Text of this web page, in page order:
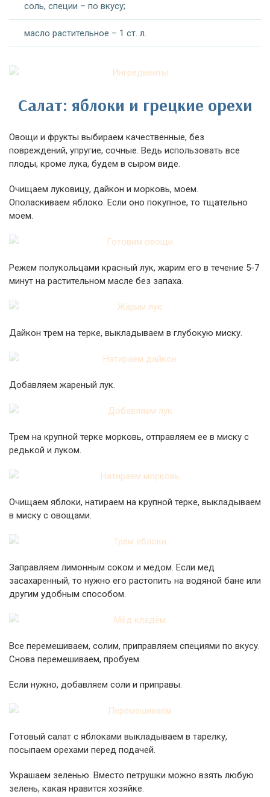
соль, специи – по вкусу;
масло растительное – 1 ст. л.
Салат: яблоки и грецкие орехи
Овощи и фрукты выбираем качественные, без
повреждений, упругие, сочные. Ведь использовать все
плоды, кроме лука, будем в сыром виде.
Очищаем луковицу, дайкон и морковь, моем.
Ополаскиваем яблоко. Если оно покупное, то тщательно
моем.
Режем полукольцами красный лук, жарим его в течение 5-7
минут на растительном масле без запаха.
Дайкон трем на терке, выкладываем в глубокую миску.
Добавляем жареный лук.
Трем на крупной терке морковь, отправляем ее в миску с
редькой и луком.
Очищаем яблоки, натираем на крупной терке, выкладываем
в миску с овощами.
Заправляем лимонным соком и медом. Если мед
засахаренный, то нужно его растопить на водяной бане или
другим удобным способом.
Все перемешиваем, солим, приправляем специями по вкусу.
Снова перемешиваем, пробуем.
Если нужно, добавляем соли и приправы.
Готовый салат с яблоками выкладываем в тарелку,
посыпаем орехами перед подачей.
Украшаем зеленью. Вместо петрушки можно взять любую
зелень, какая нравится хозяйке.